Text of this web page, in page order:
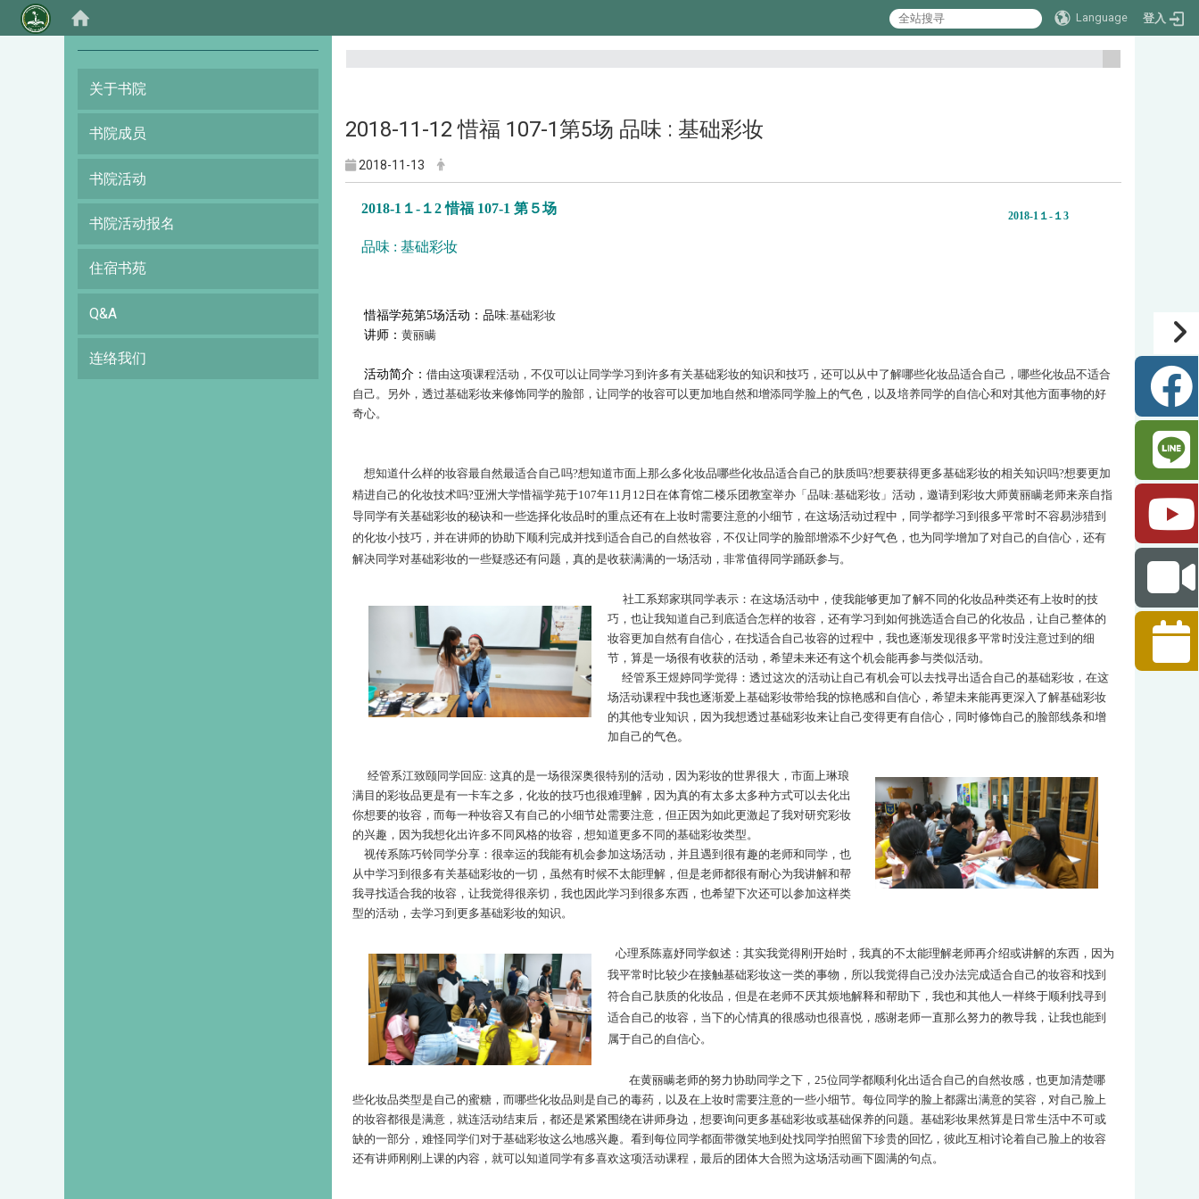
Language 登入
:::
关于书院
书院成员
书院活动
书院活动报名
住宿书苑
Q&A
连络我们
2018-11-12 惜福 107-1第5场 品味 : 基础彩妆
2018-11-13
2018-1１-１2 惜福 107-1 第５场
品味 : 基础彩妆
2018-1１-１3
惜福学苑第5场活动： 品味:基础彩妆
讲师： 黄丽瞒
活动简介： 借由这项课程活动，不仅可以让同学学习到许多有关基础彩妆的知识和技巧，还可以从中了解哪些化妆品适合自己，哪些化妆品不适合
自己。另外，透过基础彩妆来修饰同学的脸部，让同学的妆容可以更加地自然和增添同学脸上的气色，以及培养同学的自信心和对其他方面事物的好
奇心。
想知道什么样的妆容最自然最适合自己吗?想知道市面上那么多化妆品哪些化妆品适合自己的肤质吗?想要获得更多基础彩妆的相关知识吗?想要更加
精进自己的化妆技术吗?亚洲大学惜福学苑于107年11月12日在体育馆二楼乐团教室举办「品味:基础彩妆」活动，邀请到彩妆大师黄丽瞒老师来亲自指
导同学有关基础彩妆的秘诀和一些选择化妆品时的重点还有在上妆时需要注意的小细节，在这场活动过程中，同学都学习到很多平常时不容易涉猎到
的化妆小技巧，并在讲师的协助下顺利完成并找到适合自己的自然妆容，不仅让同学的脸部增添不少好气色，也为同学增加了对自己的自信心，还有
解决同学对基础彩妆的一些疑惑还有问题，真的是收获满满的一场活动，非常值得同学踊跃参与。
社工系郑家琪同学表示：在这场活动中，使我能够更加了解不同的化妆品种类还有上妆时的技
巧，也让我知道自己到底适合怎样的妆容，还有学习到如何挑选适合自己的化妆品，让自己整体的
妆容更加自然有自信心，在找适合自己妆容的过程中，我也逐渐发现很多平常时没注意过到的细
节，算是一场很有收获的活动，希望未来还有这个机会能再参与类似活动。
经管系王煜婷同学觉得：透过这次的活动让自己有机会可以去找寻出适合自己的基础彩妆，在这
场活动课程中我也逐渐爱上基础彩妆带给我的惊艳感和自信心，希望未来能再更深入了解基础彩妆
的其他专业知识，因为我想透过基础彩妆来让自己变得更有自信心，同时修饰自己的脸部线条和增
加自己的气色。
经管系江致颐同学回应: 这真的是一场很深奥很特别的活动，因为彩妆的世界很大，市面上琳琅
满目的彩妆品更是有一卡车之多，化妆的技巧也很难理解，因为真的有太多太多种方式可以去化出
你想要的妆容，而每一种妆容又有自己的小细节处需要注意，但正因为如此更激起了我对研究彩妆
的兴趣，因为我想化出许多不同风格的妆容，想知道更多不同的基础彩妆类型。
视传系陈巧铃同学分享：很幸运的我能有机会参加这场活动，并且遇到很有趣的老师和同学，也
从中学习到很多有关基础彩妆的一切，虽然有时候不太能理解，但是老师都很有耐心为我讲解和帮
我寻找适合我的妆容，让我觉得很亲切，我也因此学习到很多东西，也希望下次还可以参加这样类
型的活动，去学习到更多基础彩妆的知识。
心理系陈嘉妤同学叙述：其实我觉得刚开始时，我真的不太能理解老师再介绍或讲解的东西，因为
我平常时比较少在接触基础彩妆这一类的事物，所以我觉得自己没办法完成适合自己的妆容和找到
符合自己肤质的化妆品，但是在老师不厌其烦地解释和帮助下，我也和其他人一样终于顺利找寻到
适合自己的妆容，当下的心情真的很感动也很喜悦，感谢老师一直那么努力的教导我，让我也能到
属于自己的自信心。
在黄丽瞒老师的努力协助同学之下，25位同学都顺利化出适合自己的自然妆感，也更加清楚哪
些化妆品类型是自己的蜜糖，而哪些化妆品则是自己的毒药，以及在上妆时需要注意的一些小细节。每位同学的脸上都露出满意的笑容，对自己脸上
的妆容都很是满意，就连活动结束后，都还是紧紧围绕在讲师身边，想要询问更多基础彩妆或基础保养的问题。基础彩妆果然算是日常生活中不可或
缺的一部分，难怪同学们对于基础彩妆这么地感兴趣。看到每位同学都面带微笑地到处找同学拍照留下珍贵的回忆，彼此互相讨论着自己脸上的妆容
还有讲师刚刚上课的内容，就可以知道同学有多喜欢这项活动课程，最后的团体大合照为这场活动画下圆满的句点。